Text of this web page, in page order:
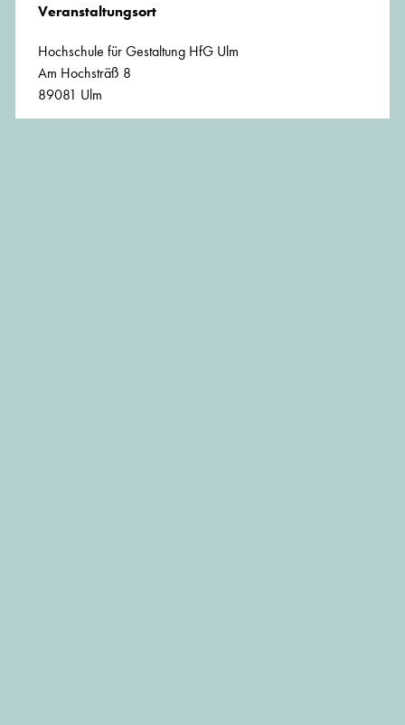
Veranstaltungsort
Hochschule für Gestaltung HfG Ulm
Am Hochsträß 8
89081 Ulm